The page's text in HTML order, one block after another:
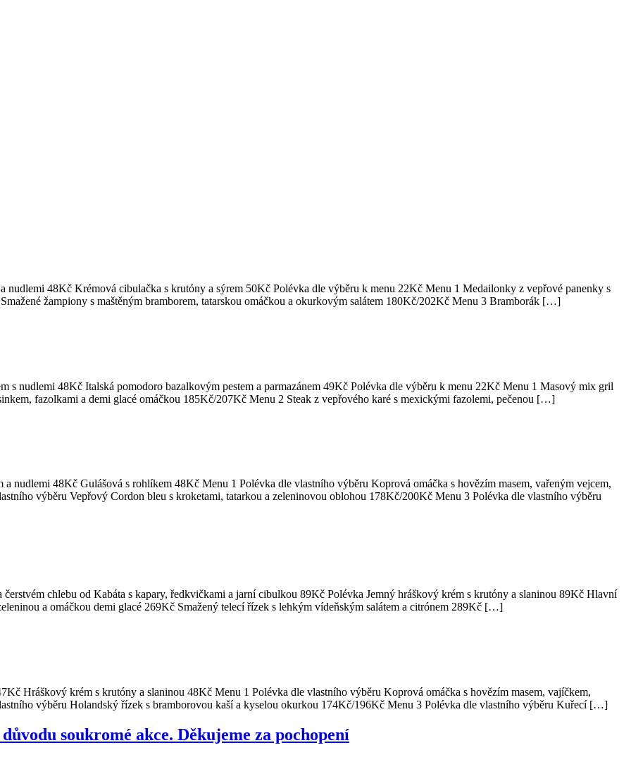
nudlemi 48Kč Krémová cibulačka s krutóny a sýrem 50Kč Polévka dle výběru k menu 22Kč Menu 1 Medailonky z vepřové panenky s
žampiony s maštěným bramborem, tatarskou omáčkou a okurkovým salátem 180Kč/202Kč Menu 3 Bramborák […]
s nudlemi 48Kč Italská pomodoro bazalkovým pestem a parmazánem 49Kč Polévka dle výběru k menu 22Kč Menu 1 Masový mix gril
fazolkami a demi glacé omáčkou 185Kč/207Kč Menu 2 Steak z vepřového karé s mexickými fazolemi, pečenou […]
nudlemi 48Kč Gulášová s rohlíkem 48Kč Menu 1 Polévka dle vlastního výběru Koprová omáčka s hovězím masem, vařeným vejcem,
výběru Vepřový Cordon bleu s kroketami, tatarkou a zeleninovou oblohou 178Kč/200Kč Menu 3 Polévka dle vlastního výběru
chlebu od Kabáta s kapary, ředkvičkami a jarní cibulkou 89Kč Polévka Jemný hráškový krém s krutóny a slaninou 89Kč Hlavní
a omáčkou demi glacé 269Kč Smažený telecí řízek s lehkým vídeňským salátem a citrónem 289Kč […]
Hráškový krém s krutóny a slaninou 48Kč Menu 1 Polévka dle vlastního výběru Koprová omáčka s hovězím masem, vajíčkem,
výběru Holandský řízek s bramborovou kaší a kyselou okurkou 174Kč/196Kč Menu 3 Polévka dle vlastního výběru Kuřecí […]
soukromé akce. Děkujeme za pochopení